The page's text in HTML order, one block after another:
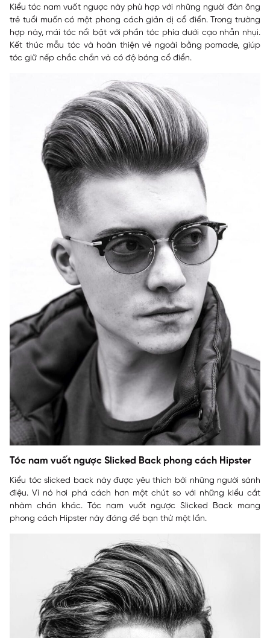
Kiểu tóc nam vuốt ngược này phù hợp với những người đàn ông
trẻ tuổi muốn có một phong cách giản dị cổ điển. Trong trường
hợp này, mái tóc nổi bật với phần tóc phía dưới cạo nhẵn nhụi.
Kết thúc mẫu tóc và hoàn thiện vẻ ngoài bằng pomade, giúp
tóc giữ nếp chắc chắn và có độ bóng cổ điển.
Tóc nam vuốt ngược Slicked Back phong cách Hipster
Kiểu tóc slicked back này được yêu thích bởi những người sành
điệu. Vì nó hơi phá cách hơn một chút so với những kiểu cắt
nhàm chán khác. Tóc nam vuốt ngược Slicked Back mang
phong cách Hipster này đáng để bạn thử một lần.